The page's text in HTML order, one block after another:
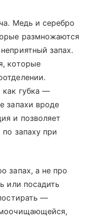
Медь и серебро
размножаются
запах.
которые
как губка —
запахи вроде
и позволяет
по запаху при
запах, а не про
или посадить
—